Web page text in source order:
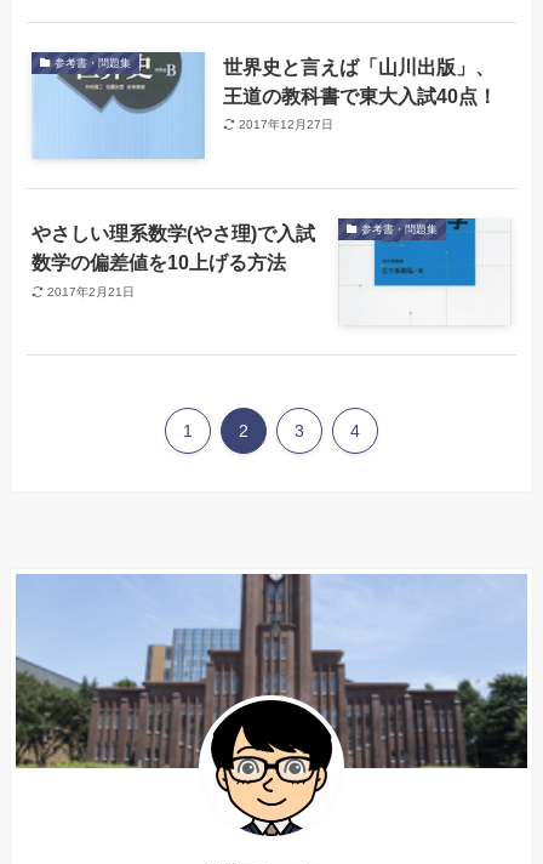
参考書・問題集
世界史と言えば「山川出版」、
王道の教科書で東大入試40点！
2017年12月27日
参考書・問題集
やさしい理系数学(やさ理)で入試
数学の偏差値を10上げる方法
2017年2月21日
1 2 3 4